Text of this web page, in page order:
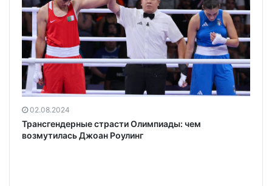
02.08.2024
Трансгендерные страсти Олимпиады: чем
возмутилась Джоан Роулинг